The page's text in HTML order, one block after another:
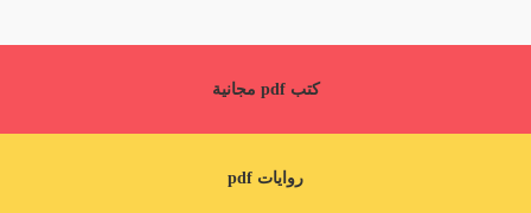
كتب pdf مجانية
روايات pdf